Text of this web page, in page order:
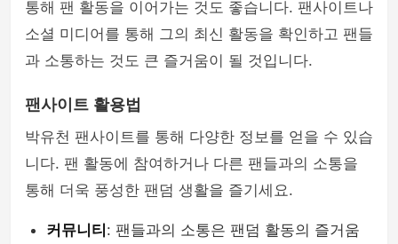
통해 팬 활동을 이어가는 것도 좋습니다. 팬사이트나
소셜 미디어를 통해 그의 최신 활동을 확인하고 팬들
과 소통하는 것도 큰 즐거움이 될 것입니다.
팬사이트 활용법
박유천 팬사이트를 통해 다양한 정보를 얻을 수 있습
니다. 팬 활동에 참여하거나 다른 팬들과의 소통을
통해 더욱 풍성한 팬덤 생활을 즐기세요.
커뮤니티 : 팬들과의 소통은 팬덤 활동의 즐거움